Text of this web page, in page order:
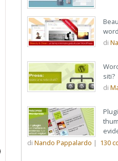
di
siti?
di
di Nando Pappalardo | 130